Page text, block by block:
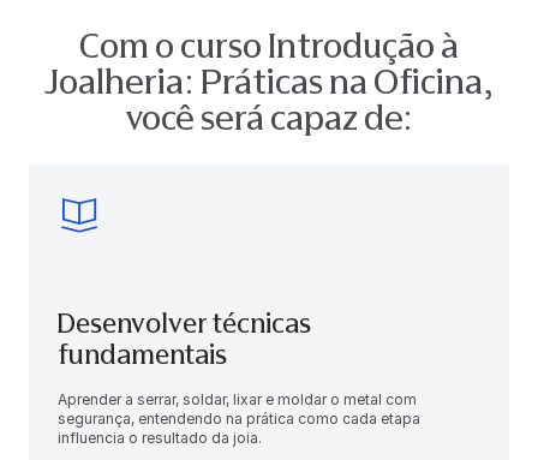
Com o curso Introdução à
Joalheria: Práticas na Oficina,
você será capaz de:
Desenvolver técnicas
fundamentais
Aprender a serrar, soldar, lixar e moldar o metal com
segurança, entendendo na prática como cada etapa
influencia o resultado da joia.